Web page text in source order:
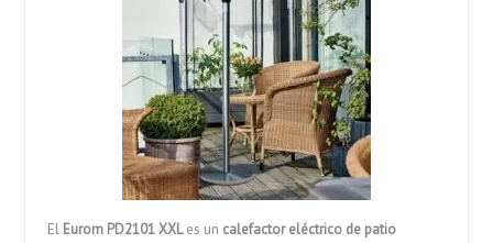
El Eurom PD2101 XXLes un calefactor eléctrico de patio